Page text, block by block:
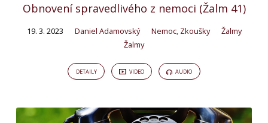
Obnovení spravedlivého z nemoci (Žalm 41)
19. 3. 2023 Daniel Adamovský Nemoc, Zkoušky
Žalmy
Žalmy
DETAILY VIDEO AUDIO